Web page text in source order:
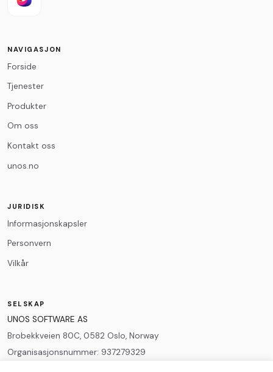
NAVIGASJON
Forside
Tjenester
Produkter
Om oss
Kontakt oss
unos.no
JURIDISK
Informasjonskapsler
Personvern
Vilkår
SELSKAP
UNOS SOFTWARE AS
Brobekkveien 80C, 0582 Oslo, Norway
Organisasjonsnummer: 937279329